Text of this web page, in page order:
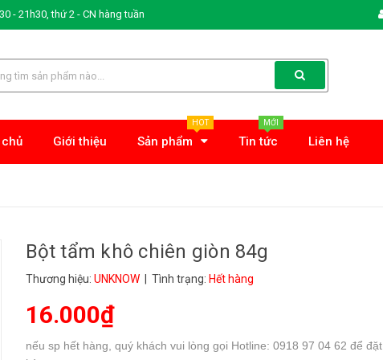
- 21h30, thứ 2 - CN hàng tuần
Giới thiệu Sản phẩm
HOT
Tin tức
MỚI
Liên hệ
Bột tẩm khô chiên giòn 84g
Thương hiệu: UNKNOW | Tình trạng: Hết hàng
16.000₫
nếu sp hết hàng, quý khách vui lòng gọi Hotline: 0918 97 04 62 để đặt